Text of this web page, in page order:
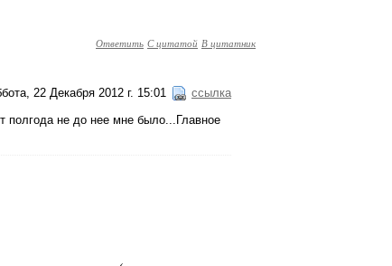
Ответить С цитатой В цитатник
22 Декабря 2012 г. 15:01 ссылка
полгода не до нее мне было...Главное